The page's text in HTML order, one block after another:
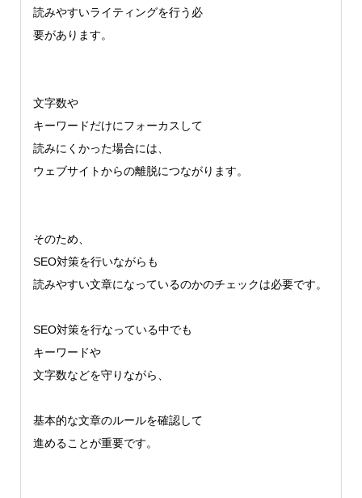
読みやすいライティングを行う必
要があります。
文字数や
キーワードだけにフォーカスして
読みにくかった場合には、
ウェブサイトからの離脱につながります。
そのため、
SEO対策を行いながらも
読みやすい文章になっているのかのチェックは必要です。
SEO対策を行なっている中でも
キーワードや
文字数などを守りながら、
基本的な文章のルールを確認して
進めることが重要です。